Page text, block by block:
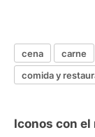
cena carne
comida y
Iconos con